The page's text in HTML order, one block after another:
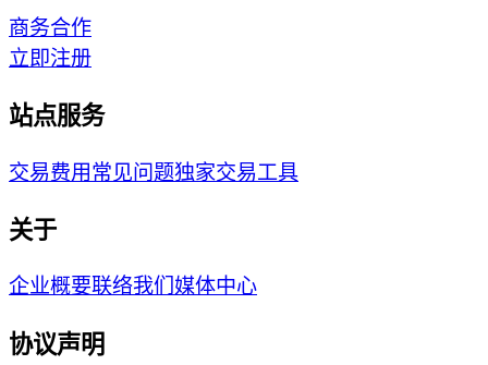
商务合作
立即注册
站点服务
交易费用常见问题独家交易工具
关于
企业概要联络我们 媒体中心
协议声明